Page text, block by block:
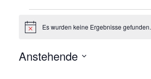
HinweisEs wurden keine Ergebnisse gefunden.
Anstehende